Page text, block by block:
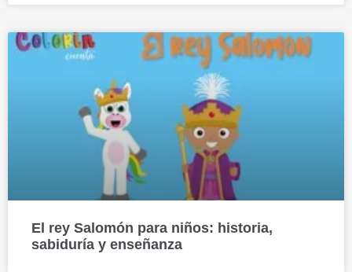
El rey Salomón para niños: historia,
sabiduría y enseñanza